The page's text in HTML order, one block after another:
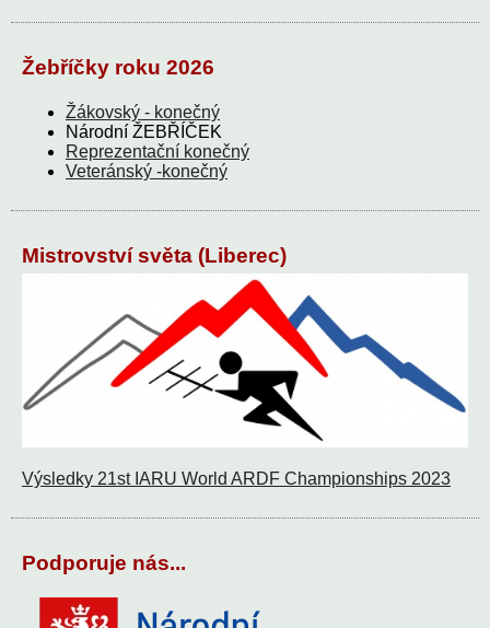
Žebříčky roku 2026
Žákovský - konečný
Národní ŽEBŘÍČEK
Reprezentační konečný
Veteránský -konečný
Mistrovství světa (Liberec)
Výsledky 21st IARU World ARDF Championships 2023
Podporuje nás...